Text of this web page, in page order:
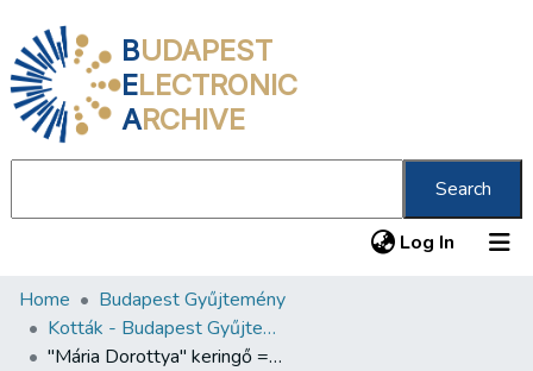
BUDAPEST
ELECTRONIC
ARCHIVE
Search
Log In (current)
Communities & Collections
All of DSpace
Home
Budapest Gyűjtemény
Kották - Budapest Gyűjtemény
"Mária Dorottya" keringő = "Maria Dorothea" : Walzer : op. 51 /